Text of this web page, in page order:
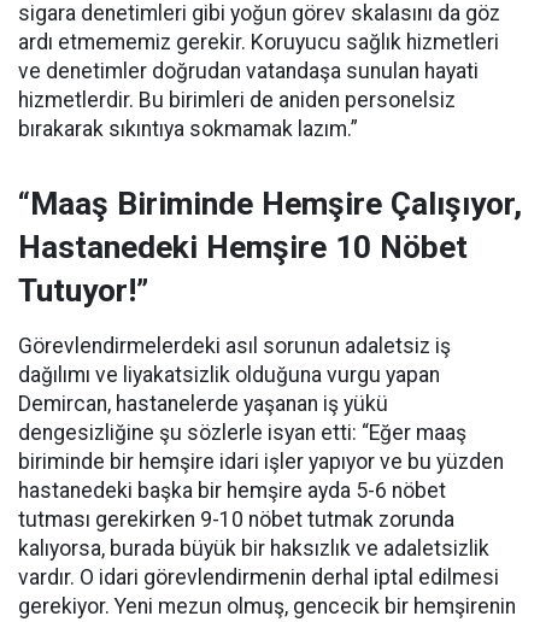
sigara denetimleri gibi yoğun görev skalasını da göz
ardı etmememiz gerekir. Koruyucu sağlık hizmetleri
ve denetimler doğrudan vatandaşa sunulan hayati
hizmetlerdir. Bu birimleri de aniden personelsiz
bırakarak sıkıntıya sokmamak lazım.”
“Maaş Biriminde Hemşire Çalışıyor,
Hastanedeki Hemşire 10 Nöbet
Tutuyor!”
Görevlendirmelerdeki asıl sorunun adaletsiz iş
dağılımı ve liyakatsizlik olduğuna vurgu yapan
Demircan, hastanelerde yaşanan iş yükü
dengesizliğine şu sözlerle isyan etti: “Eğer maaş
biriminde bir hemşire idari işler yapıyor ve bu yüzden
hastanedeki başka bir hemşire ayda 5-6 nöbet
tutması gerekirken 9-10 nöbet tutmak zorunda
kalıyorsa, burada büyük bir haksızlık ve adaletsizlik
vardır. O idari görevlendirmenin derhal iptal edilmesi
gerekiyor. Yeni mezun olmuş, gencecik bir hemşirenin